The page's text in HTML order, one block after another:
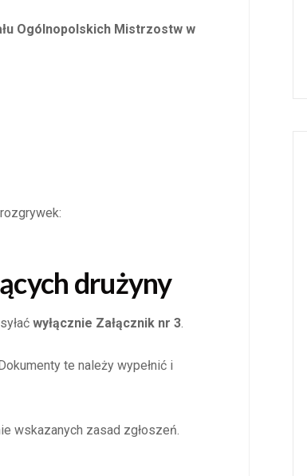
Ogólnopolskich Mistrzostw w
drużyny
wyłącznie Załącznik nr 3
Dokumenty te należy wypełnić i
wskazanych zasad zgłoszeń.